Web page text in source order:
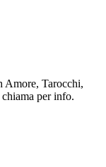
Amore, Tarocchi,
per info.